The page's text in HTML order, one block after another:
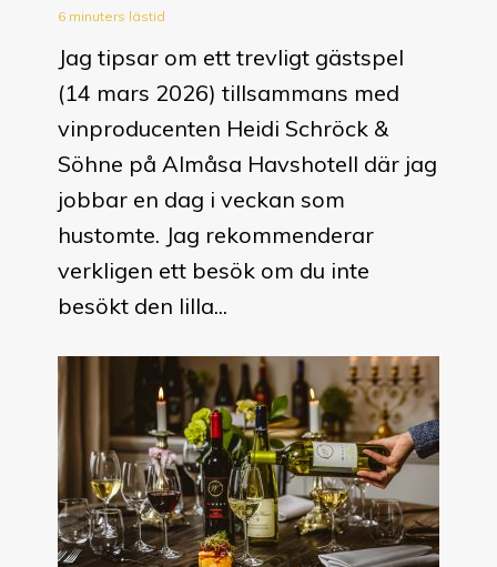
6 minuters lästid
Jag tipsar om ett trevligt gästspel
(14 mars 2026) tillsammans med
vinproducenten Heidi Schröck &
Söhne på Almåsa Havshotell där jag
jobbar en dag i veckan som
hustomte. Jag rekommenderar
verkligen ett besök om du inte
besökt den lilla...